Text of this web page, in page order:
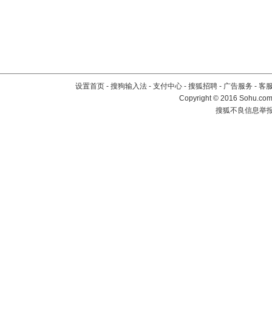
设置首页 - 搜狗输入法 - 支付中心 - 搜狐招聘 - 广告服务 - 客
Copyright©2016
搜狐不良信息举